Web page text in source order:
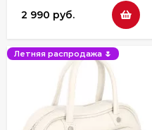
2 990 руб.
Летняя распродажа 🌷